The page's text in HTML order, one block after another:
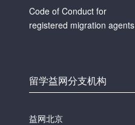
Code of Conduct for
registered migration agents
留学益网分支机构
益网北京